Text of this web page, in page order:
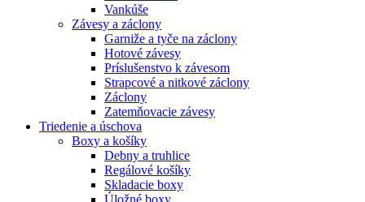
Vankúše
Závesy a záclony
Garniže a tyče na záclony
Hotové závesy
Príslušenstvo k závesom
Strapcové a nitkové záclony
Záclony
Zatemňovacie závesy
Triedenie a úschova
Boxy a košíky
Debny a truhlice
Regálové košíky
Skladacie boxy
Úložné boxy